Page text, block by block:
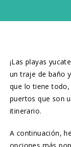
¡Las playas
un traje de baño
que lo tiene todo,
puertos que son
itinerario.
A continuación,